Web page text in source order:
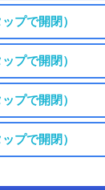
プで開閉）
プで開閉）
プで開閉）
プで開閉）